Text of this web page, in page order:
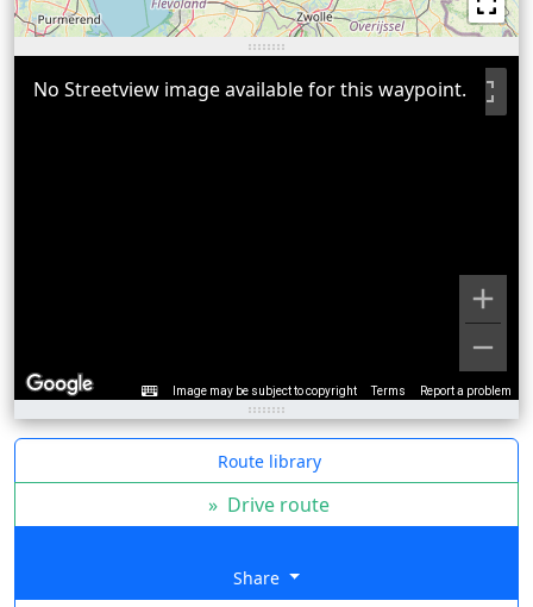
Image may be subject to copyright Terms Report a problem
No Streetview image available for this waypoint.
Route library
» Drive route
Share